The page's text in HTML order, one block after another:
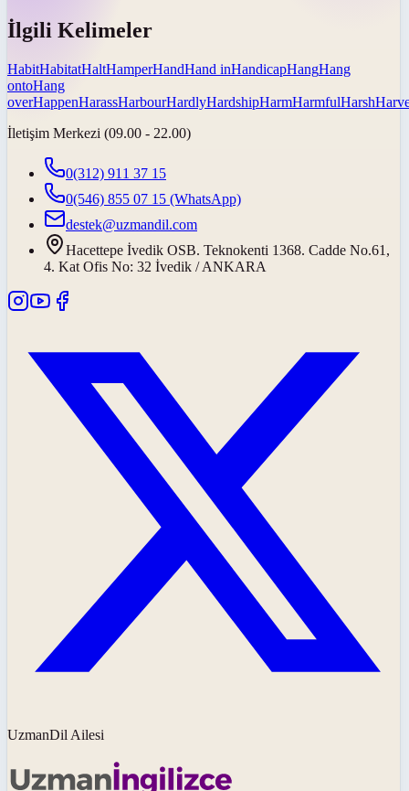
İlgili Kelimeler
HabitHabitatHaltHamperHandHand inHandicapHangHang
ontoHang
overHappenHarassHarbourHardlyHardshipHarmHarmfulHarsh
İletişim Merkezi (09.00 - 22.00)
0(312) 911 37 15
0(546) 855 07 15 (WhatsApp)
destek@uzmandil.com
Hacettepe İvedik OSB. Teknokenti 1368. Cadde No.61,
4. Kat Ofis No: 32 İvedik / ANKARA
UzmanDil Ailesi